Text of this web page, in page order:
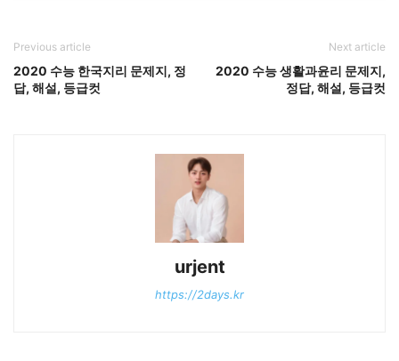
Previous article
2020 수능 한국지리 문제지, 정
답, 해설, 등급컷
Next article
2020 수능 생활과윤리 문제지,
정답, 해설, 등급컷
urjent
https://2days.kr